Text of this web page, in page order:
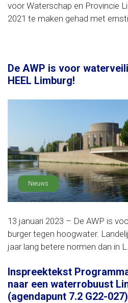
voor Waterschap en Provincie
2021 te maken gehad met
De AWP is voor
HEEL Limburg!
Nieuws
13 januari 2023 – De AWP is
burger tegen hoogwater.
jaar lang betere normen dan in
Inspreektekst
naar een waterrobuust
(agendapunt 7.2 G22-